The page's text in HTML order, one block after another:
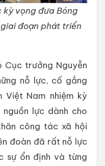
kỳ vọng đưa Bóng
đoạn phát triển
Cục trưởng Nguyễn
nỗ lực, cố gắng
Việt Nam nhiệm kỳ
lực dành cho
công tác xã hội
đoàn đã rất nỗ lực
sự ổn định và từng